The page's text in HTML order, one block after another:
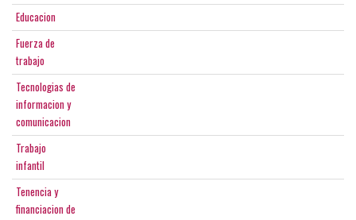
Educacion
Fuerza de
trabajo
Tecnologias de
informacion y
comunicacion
Trabajo
infantil
Tenencia y
financiacion de